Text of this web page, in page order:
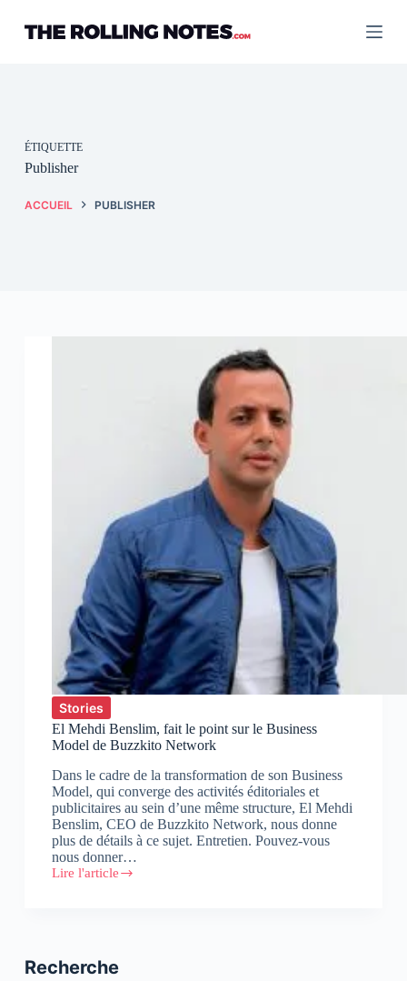
contenu
ÉTIQUETTE
Publisher
ACCUEIL PUBLISHER
Stories
El Mehdi Benslim, fait le point sur le Business
Model de Buzzkito Network
Dans le cadre de la transformation de son Business
Model, qui converge des activités éditoriales et
publicitaires au sein d’une même structure, El Mehdi
Benslim, CEO de Buzzkito Network, nous donne
plus de détails à ce sujet. Entretien. Pouvez-vous
nous donner…
Lire l'article
El
sur
Recherche